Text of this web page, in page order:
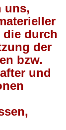
uns,
die durch
der
bzw.
und